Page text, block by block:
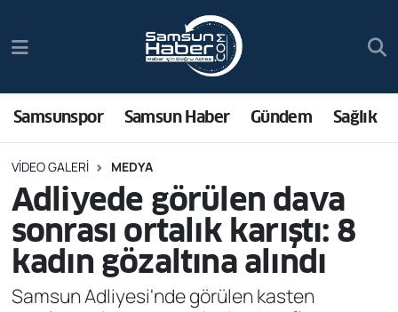
Samsunspor Samsun Haber Gündem Sağlık
VIDEO GALERI MEDYA
Adliyede görülen dava
sonrası ortalık karıştı: 8
kadın gözaltına alındı
Samsun Adliyesi'nde görülen kasten
Samsun Haber
Sağlık
Asayiş
Bilim ve Teknoloji
Bölge
Trafik Durumu
Süper Lig Puan Durumu ve Fikstür
Tüm Manşetler
Son Dakika Haberleri
Haber Arşivi